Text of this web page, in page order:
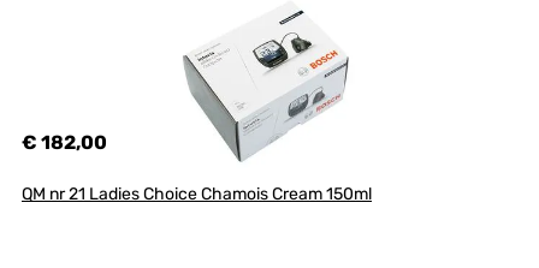
€ 182,00
QM nr 21 Ladies Choice Chamois Cream 150ml